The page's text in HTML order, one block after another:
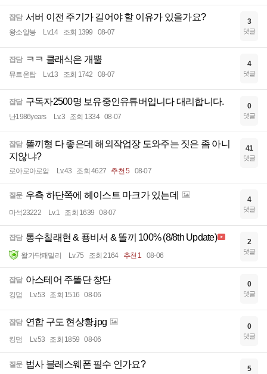
잡담 서버 이전 주기가 길어야 할 이유가 있을가요?
왕소알붕 Lv.14 조회 1399 08-07
3
댓글
잡담 ㅋㅋ 클래식은 개뿔
뮤트온탑 Lv.13 조회 1742 08-07
4
댓글
잡담 구독자2500명 보유중인유튜버입니다 대리합니다.
난1986years Lv.3 조회 1334 08-07
0
댓글
잡담 똘끼형 다 좋은데 해외작업장 도와주는 짓은 좀 아니
지않냐?
로아로아로앜 Lv.43 조회 4627 추천 5 08-07
41
댓글
질문 우측 하단쪽에 헤이스트 마크가 있는데
마석23222 Lv.1 조회 1639 08-07
4
댓글
잡담 통수칠래현 & 푱비서 & 똘끼 100% (8/8th Update)
왈가닥패밀리 Lv.75 조회 2164 추천 1 08-06
2
댓글
잡담 아스테어 주똘단 창단
킹덤 Lv.53 조회 1516 08-06
0
댓글
잡담 연합 구도 현상황.jpg
킹덤 Lv.53 조회 1859 08-06
0
댓글
질문 법사 블레스웨폰 필수 인가요? 5